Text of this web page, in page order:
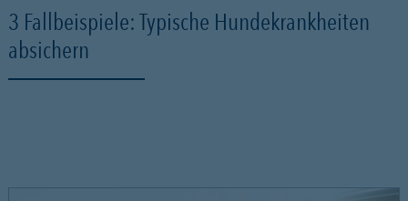
3 Fallbeispiele: Typische Hundekrankheiten
absichern